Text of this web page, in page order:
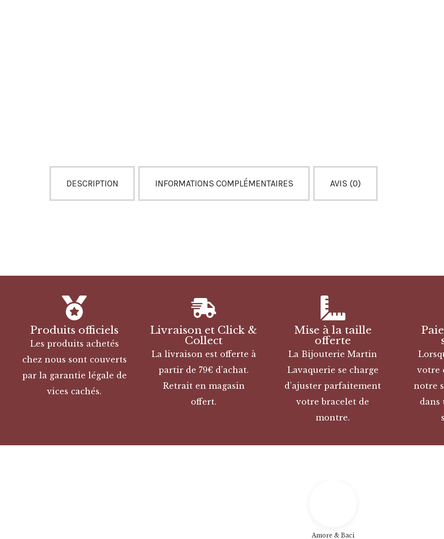
DESCRIPTION INFORMATIONS COMPLÉMENTAIRES AVIS (0)
Produits officiels
Les produits achetés
chez nous sont couverts
par la garantie légale de
vices cachés.
Livraison et Click &
Collect
La livraison est offerte à
partir de 79€ d’achat.
Retrait en magasin
offert.
Mise à la taille
offerte
La Bijouterie Martin
Lavaquerie se charge
d’ajuster parfaitement
votre bracelet de
montre.
votre
notre
dans
Amore & Baci